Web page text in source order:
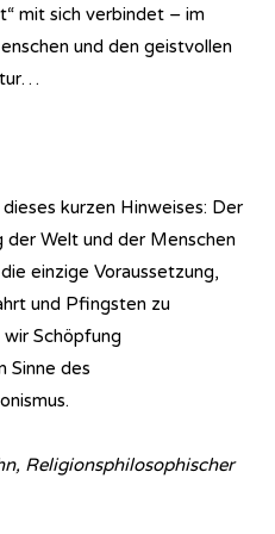
mit sich verbindet – im
und den geistvollen
kurzen Hinweises: Der
der Welt und der Menschen
einzige Voraussetzung,
und Pfingsten zu
Schöpfung
Sinne des
Religionsphilosophischer